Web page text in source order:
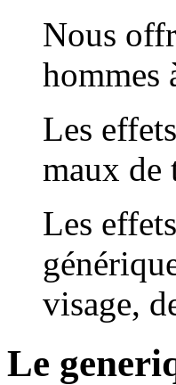
Nous
Les
maux de
Les
visage,
Le